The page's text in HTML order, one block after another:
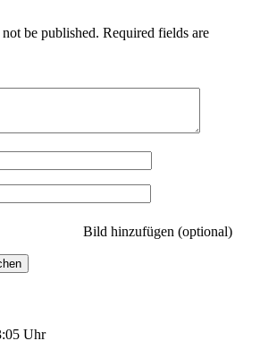
be published. Required fields are
Bild hinzufügen (optional)
Uhr